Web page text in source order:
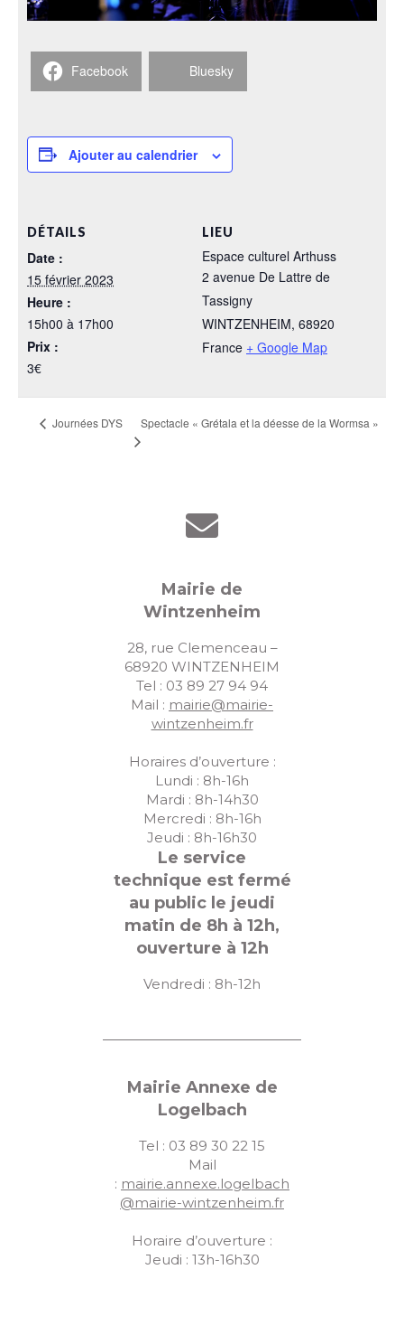
Facebook Bluesky
Ajouter au calendrier
DÉTAILS
Date :
15 février 2023
Heure :
15h00 à 17h00
Prix :
3€
LIEU
Espace culturel Arthuss
2 avenue De Lattre de
Tassigny
WINTZENHEIM, 68920
France + Google Map
Journées DYS Spectacle « Grétala et la déesse de la Wormsa »
Mairie de
Wintzenheim
28, rue Clemenceau –
68920 WINTZENHEIM
Tel : 03 89 27 94 94
Mail : mairie@mairie-
wintzenheim.fr
Horaires d’ouverture :
Lundi : 8h-16h
Mardi : 8h-14h30
Mercredi : 8h-16h
Jeudi : 8h-16h30
Le service
technique est fermé
au public le jeudi
matin de 8h à 12h,
ouverture à 12h
Vendredi : 8h-12h
Mairie Annexe de
Logelbach
Tel : 03 89 30 22 15
Mail
: mairie.annexe.logelbach
@mairie-wintzenheim.fr
Horaire d’ouverture :
Jeudi : 13h-16h30